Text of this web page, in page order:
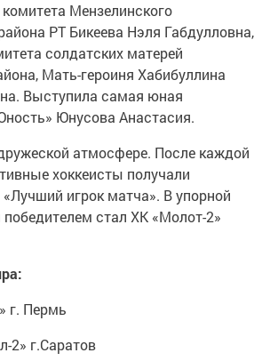
Мензелинского
РТ Бикеева Нэля Габдулловна,
солдатских матерей
Мать-героиня Хабибуллина
Выступила самая юная
Юнусова Анастасия.
атмосфере. После каждой
хоккеисты получали
игрок матча». В упорной
стал ХК «Молот-2»
г. Пермь
2» г.Саратов